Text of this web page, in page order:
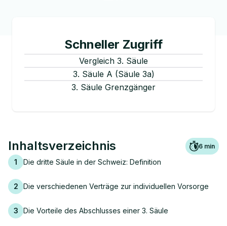
Schneller Zugriff
Vergleich 3. Säule
3. Säule A (Säule 3a)
3. Säule Grenzgänger
Inhaltsverzeichnis 6 min
1 Die dritte Säule in der Schweiz: Definition
2 Die verschiedenen Verträge zur individuellen Vorsorge
3 Die Vorteile des Abschlusses einer 3. Säule